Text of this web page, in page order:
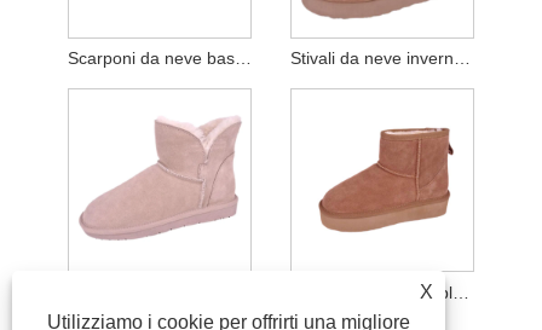
Scarponi da neve basic da donna con memory foam
Stivali da neve con plateau in pelle scamosciata con gambo centrale da donna
X
Utilizziamo i cookie per offrirti una migliore